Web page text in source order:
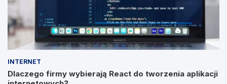
INTERNET
Dlaczego firmy wybierają React do tworzenia aplikacji